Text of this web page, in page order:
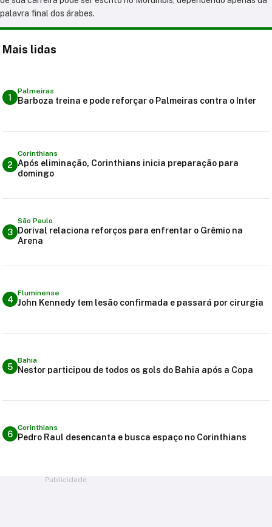
palavra final dos árabes.
Mais lidas
1
Palmeiras
Barboza treina e pode reforçar o Palmeiras contra o Inter
2
Corinthians
Após eliminação, Corinthians inicia preparação para
domingo
3
São Paulo
Dorival relaciona reforços para enfrentar o Grêmio na
Arena
4
Fluminense
John Kennedy tem lesão confirmada e passará por cirurgia
5
Bahia
Nestor participou de todos os gols do Bahia após a Copa
6
Corinthians
Pedro Raul desencanta e busca espaço no Corinthians
Publicidade